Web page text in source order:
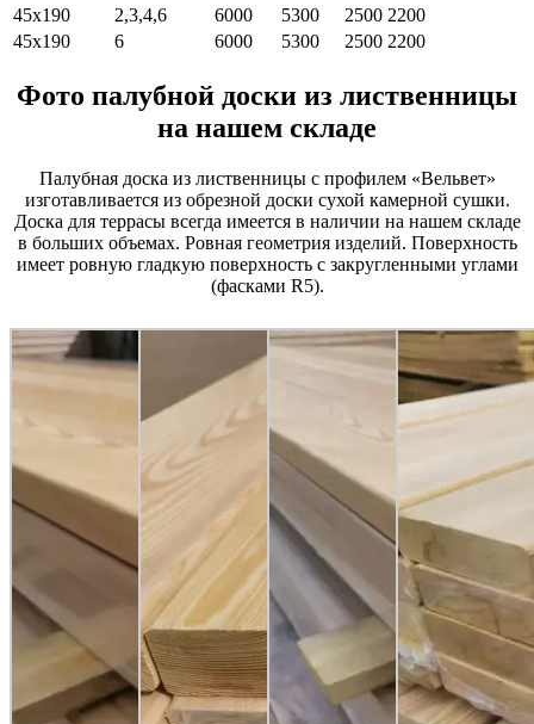
45х190
2,3,4,6 6000 5300 2500 2200
45х190
6 6000 5300 2500 2200
Фото палубной доски из лиственницы
на нашем складе
Палубная доска из лиственницы с профилем «Вельвет»
изготавливается из обрезной доски сухой камерной сушки.
Доска для террасы всегда имеется в наличии на нашем складе
в больших объемах. Ровная геометрия изделий. Поверхность
имеет ровную гладкую поверхность с закругленными углами
(фасками R5).